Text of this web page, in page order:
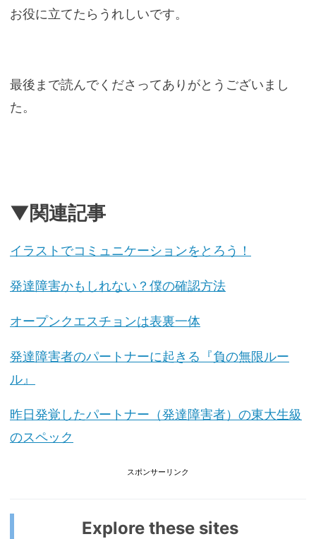
お役に立てたらうれしいです。
最後まで読んでくださってありがとうございまし
た。
▼関連記事
イラストでコミュニケーションをとろう！
発達障害かもしれない？僕の確認方法
オープンクエスチョンは表裏一体
発達障害者のパートナーに起きる『負の無限ルー
ル』
昨日発覚したパートナー（発達障害者）の東大生級
のスペック
スポンサーリンク
Explore these sites